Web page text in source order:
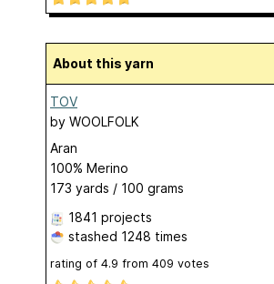
About this yarn
TOV
by WOOLFOLK
Aran
100% Merino
173 yards / 100 grams
1841 projects
stashed 1248 times
rating of 4.9 from 409 votes